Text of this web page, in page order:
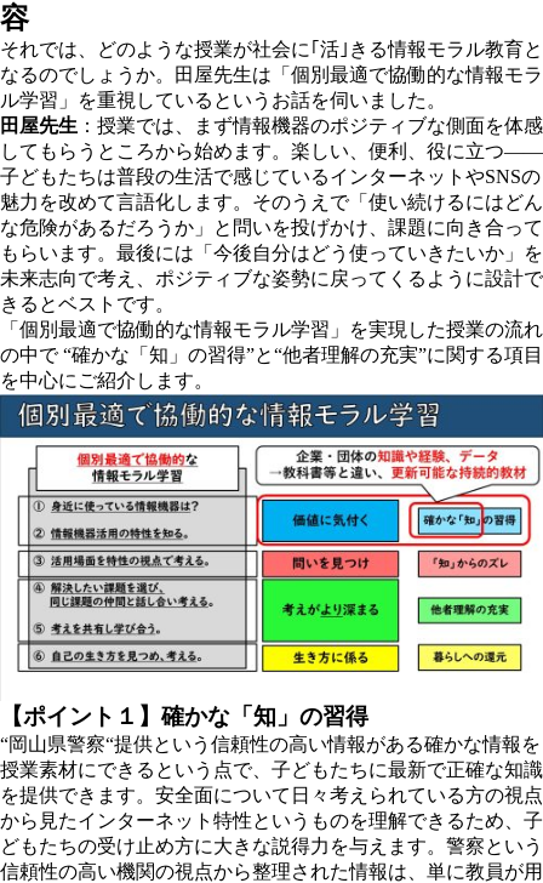
容
それでは、どのような授業が社会に｢活｣きる情報モラル教育と
なるのでしょうか。田屋先生は「個別最適で協働的な情報モラ
ル学習」を重視しているというお話を伺いました。
田屋先生 ：授業では、まず情報機器のポジティブな側面を体感
してもらうところから始めます。楽しい、便利、役に立つ――
子どもたちは普段の生活で感じているインターネットやSNSの
魅力を改めて言語化します。そのうえで「使い続けるにはどん
な危険があるだろうか」と問いを投げかけ、課題に向き合って
もらいます。最後には「今後自分はどう使っていきたいか」を
未来志向で考え、ポジティブな姿勢に戻ってくるように設計で
きるとベストです。
「個別最適で協働的な情報モラル学習」を実現した授業の流れ
の中で “確かな「知」の習得”と“他者理解の充実”に関する項目
を中心にご紹介します。
【ポイント１】確かな「知」の習得
“岡山県警察“提供という信頼性の高い情報がある確かな情報を
授業素材にできるという点で、子どもたちに最新で正確な知識
を提供できます。安全面について日々考えられている方の視点
から見たインターネット特性というものを理解できるため、子
どもたちの受け止め方に大きな説得力を与えます。警察という
信頼性の高い機関の視点から整理された情報は、単に教員が用